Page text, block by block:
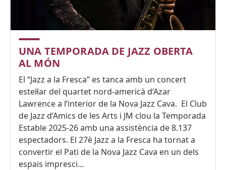
UNA TEMPORADA DE JAZZ OBERTA
AL MÓN
El “Jazz a la Fresca” es tanca amb un concert
estel·lar del quartet nord-americà d’Azar
Lawrence a l’interior de la Nova Jazz Cava. El Club
de Jazz d’Amics de les Arts i JM clou la Temporada
Estable 2025-26 amb una assistència de 8.137
espectadors. El 27è Jazz a la Fresca ha tornat a
convertir el Pati de la Nova Jazz Cava en un dels
espais impresci...